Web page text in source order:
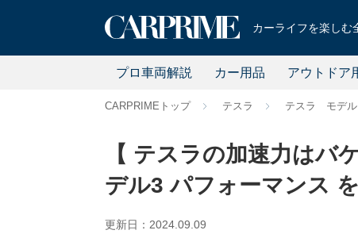
カーライフを楽しむ
プロ車両解説 カー用品 アウトドア
CARPRIMEトップ テスラ テスラ モデル
【 テスラの加速力はバ
デル3 パフォーマンス
更新日：2024.09.09